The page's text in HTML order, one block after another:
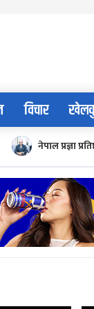
विचार
नेपाल प्रज्ञा